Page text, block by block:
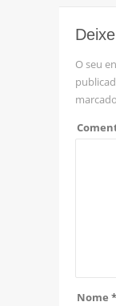
O seu
Nome *